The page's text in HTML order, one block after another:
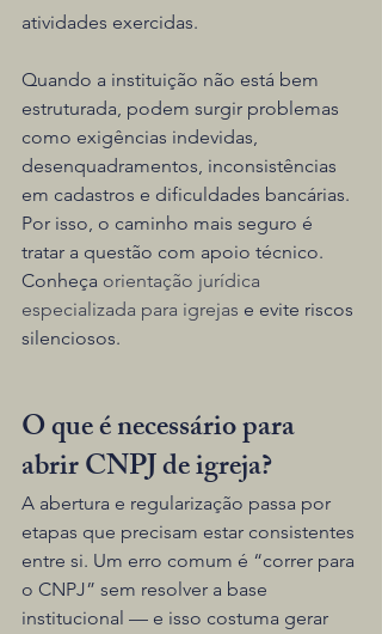
atividades exercidas.
Quando a instituição não está bem
estruturada, podem surgir problemas
como exigências indevidas,
desenquadramentos, inconsistências
em cadastros e dificuldades bancárias.
Por isso, o caminho mais seguro é
tratar a questão com apoio técnico.
Conheça orientação jurídica
especializada para igrejas e evite riscos
silenciosos.
O que é necessário para
abrir CNPJ de igreja?
A abertura e regularização passa por
etapas que precisam estar consistentes
entre si. Um erro comum é “correr para
o CNPJ” sem resolver a base
institucional — e isso costuma gerar